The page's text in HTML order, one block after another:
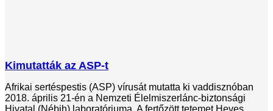
Kimutatták az ASP-t
Afrikai sertéspestis (ASP) vírusát mutatta ki vaddisznóban
2018. április 21-én a Nemzeti Élelmiszerlánc-biztonsági
Hivatal (Nébih) laboratóriuma. A fertőzött tetemet Heves...